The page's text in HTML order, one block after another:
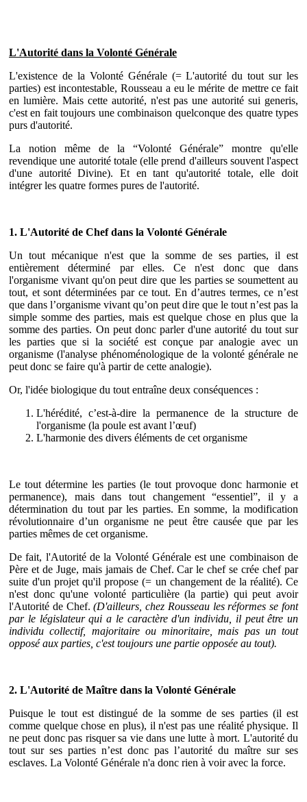
L'Autorité dans la Volonté Générale
L'existence de la Volonté Générale (= L'autorité du tout sur les
parties) est incontestable, Rousseau a eu le mérite de mettre ce fait
en lumière. Mais cette autorité, n'est pas une autorité sui generis,
c'est en fait toujours une combinaison quelconque des quatre types
purs d'autorité.
La notion même de la “Volonté Générale” montre qu'elle
revendique une autorité totale (elle prend d'ailleurs souvent l'aspect
d'une autorité Divine). Et en tant qu'autorité totale, elle doit
intégrer les quatre formes pures de l'autorité.
1. L'Autorité de Chef dans la Volonté Générale
Un tout mécanique n'est que la somme de ses parties, il est
entièrement déterminé par elles. Ce n'est donc que dans
l'organisme vivant qu'on peut dire que les parties se soumettent au
tout, et sont déterminées par ce tout. En d’autres termes, ce n’est
que dans l’organisme vivant qu’on peut dire que le tout n’est pas la
simple somme des parties, mais est quelque chose en plus que la
somme des parties. On peut donc parler d'une autorité du tout sur
les parties que si la société est conçue par analogie avec un
organisme (l'analyse phénoménologique de la volonté générale ne
peut donc se faire qu'à partir de cette analogie).
Or, l'idée biologique du tout entraîne deux conséquences :
L'hérédité, c’est-à-dire la permanence de la structure de
l'organisme (la poule est avant l’œuf)
L'harmonie des divers éléments de cet organisme
Le tout détermine les parties (le tout provoque donc harmonie et
permanence), mais dans tout changement “essentiel”, il y a
détermination du tout par les parties. En somme, la modification
révolutionnaire d’un organisme ne peut être causée que par les
parties mêmes de cet organisme.
De fait, l'Autorité de la Volonté Générale est une combinaison de
Père et de Juge, mais jamais de Chef. Car le chef se crée chef par
suite d'un projet qu'il propose (= un changement de la réalité). Ce
n'est donc qu'une volonté particulière (la partie) qui peut avoir
l'Autorité de Chef.(D'ailleurs, chez Rousseau les réformes se font
par le législateur qui a le caractère d'un individu, il peut être un
individu collectif, majoritaire ou minoritaire, mais pas un tout
opposé aux parties, c'est toujours une partie opposée au tout).
2. L'Autorité de Maître dans la Volonté Générale
Puisque le tout est distingué de la somme de ses parties (il est
comme quelque chose en plus), il n'est pas une réalité physique. Il
ne peut donc pas risquer sa vie dans une lutte à mort. L'autorité du
tout sur ses parties n’est donc pas l’autorité du maître sur ses
esclaves. La Volonté Générale n'a donc rien à voir avec la force.